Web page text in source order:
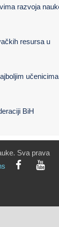
razvoja
resursa u
BiH
Sva prava